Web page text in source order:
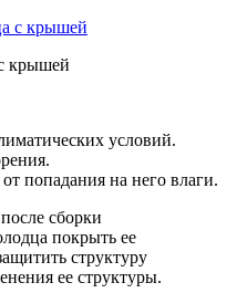
крышей
условий.
попадания на него влаги.
сборки
покрыть ее
структуру
ее структуры.